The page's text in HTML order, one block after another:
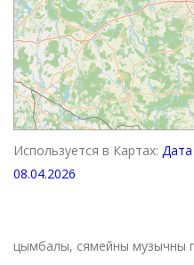
Используется в Картах:
08.04.2026
цымбалы, сямейны музычны